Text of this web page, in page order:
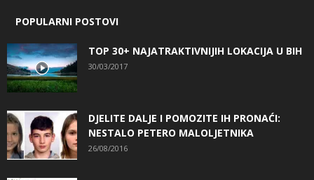
POPULARNI POSTOVI
TOP 30+ NAJATRAKTIVNIJIH LOKACIJA U BIH
30/03/2017
DJELITE DALJE I POMOZITE IH PRONAĆI:
NESTALO PETERO MALOLJETNIKA
26/08/2016